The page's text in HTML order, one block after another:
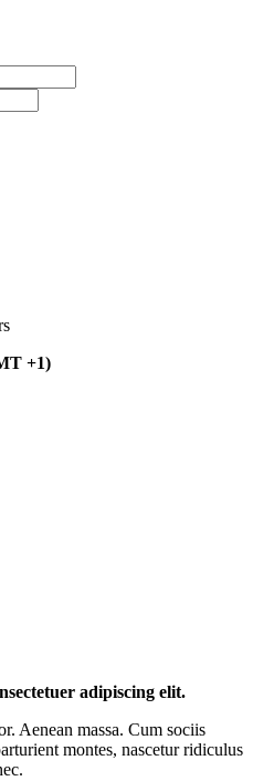
+1)
adipiscing elit.
Aenean massa. Cum sociis
montes, nascetur ridiculus